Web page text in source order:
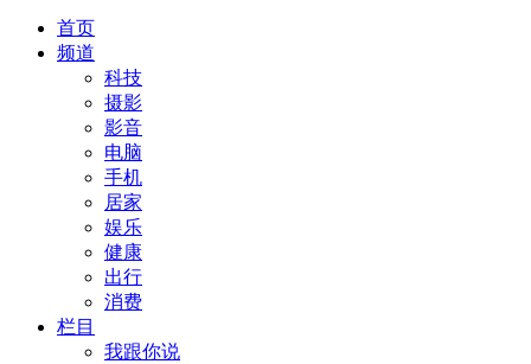
首页
频道
科技
摄影
影音
电脑
手机
居家
娱乐
健康
出行
消费
栏目
我跟你说